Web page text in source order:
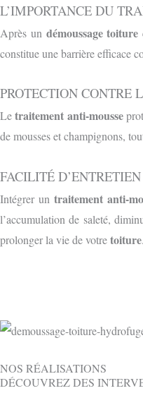
L’IMPORTANCE DU
Après un démoussage toiture
constitue une barrière efficace
PROTECTION CONTRE
Letraitement anti-mousse
de mousses et champignons,
FACILITÉ
Intégrer un traitement anti-
l’accumulation de saleté,
prolonger la vie de votretoiture.
NOS RÉALISATIONS
DÉCOUVREZ DES